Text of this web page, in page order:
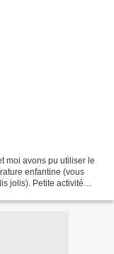
moi avons pu utiliser le
enfantine (vous
jolis). Petite activité